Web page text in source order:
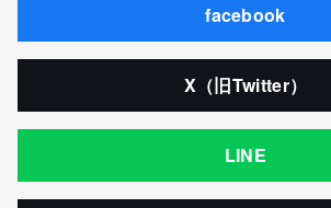
facebook
X（旧Twitter）
LINE